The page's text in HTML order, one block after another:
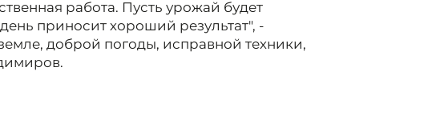
работа. Пусть урожай будет
приносит хороший результат", -
доброй погоды, исправной техники,